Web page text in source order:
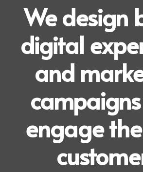
We design
digital
and
engage